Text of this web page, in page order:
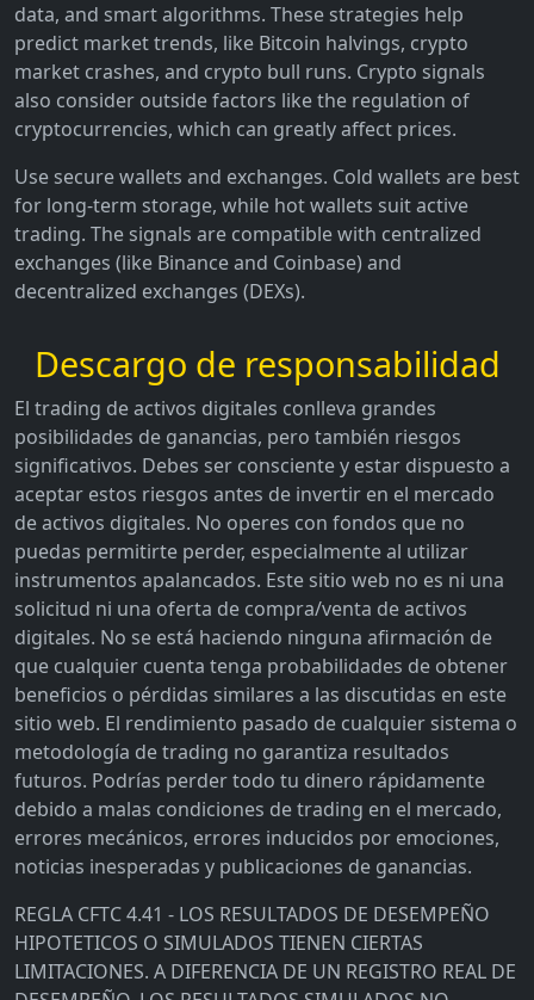
data, and smart algorithms. These strategies help
predict market trends, like Bitcoin halvings, crypto
market crashes, and crypto bull runs. Crypto signals
also consider outside factors like the regulation of
cryptocurrencies, which can greatly affect prices.
Use secure wallets and exchanges. Cold wallets are best
for long-term storage, while hot wallets suit active
trading. The signals are compatible with centralized
exchanges (like Binance and Coinbase) and
decentralized exchanges (DEXs).
Descargo de responsabilidad
El trading de activos digitales conlleva grandes
posibilidades de ganancias, pero también riesgos
significativos. Debes ser consciente y estar dispuesto a
aceptar estos riesgos antes de invertir en el mercado
de activos digitales. No operes con fondos que no
puedas permitirte perder, especialmente al utilizar
instrumentos apalancados. Este sitio web no es ni una
solicitud ni una oferta de compra/venta de activos
digitales. No se está haciendo ninguna afirmación de
que cualquier cuenta tenga probabilidades de obtener
beneficios o pérdidas similares a las discutidas en este
sitio web. El rendimiento pasado de cualquier sistema o
metodología de trading no garantiza resultados
futuros. Podrías perder todo tu dinero rápidamente
debido a malas condiciones de trading en el mercado,
errores mecánicos, errores inducidos por emociones,
noticias inesperadas y publicaciones de ganancias.
REGLA CFTC 4.41 - LOS RESULTADOS DE DESEMPEÑO
HIPOTETICOS O SIMULADOS TIENEN CIERTAS
LIMITACIONES. A DIFERENCIA DE UN REGISTRO REAL DE